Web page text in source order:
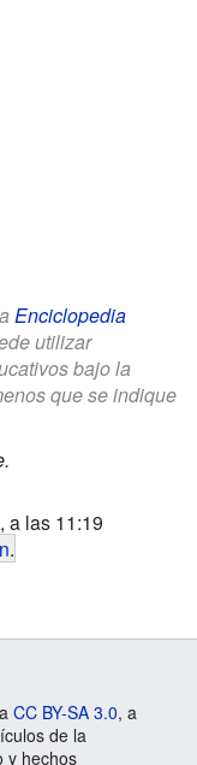
Enciclopedia
utilizar
bajo la
que se indique
a las 11:19
.
CC BY-SA 3.0, a
de la
y hechos